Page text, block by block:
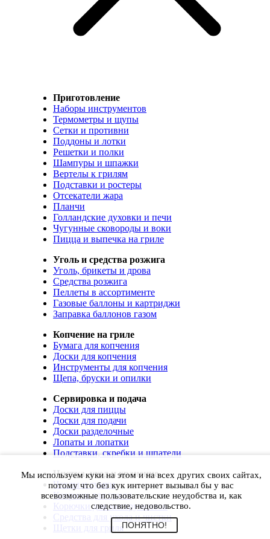
Приготовление
Наборы инструментов
Термометры и щупы
Сетки и противни
Поддоны и лотки
Решетки и полки
Шампуры и шпажки
Вертелы к грилям
Подставки и ростеры
Отсекатели жара
Планчи
Голландские духовки и печи
Чугунные сковороды и воки
Пицца и выпечка на гриле
Уголь и средства розжига
Уголь, брикеты и дрова
Средства розжига
Пеллеты в ассортименте
Газовые баллоны и картриджи
Заправка баллонов газом
Копчение на гриле
Бумага для копчения
Доски для копчения
Инструменты для копчения
Щепа, бруски и опилки
Сервировка и подача
Доски для пиццы
Доски для подачи
Доски разделочные
Лопаты и лопатки
Подставки, скребки и шпатели
Чистка, уход и хранение
Чехлы и сумки
Коврики для гриля
Корючки для инструментов
Средства для ухода и чистки
Щетки для гриля
Мы используем куки на этом и на всех других своих сайтах,
потому что без кук интернет вызывал бы у вас
всевозможные пользовательские неудобства и, как
следствие, недовольство.
ПОНЯТНО!